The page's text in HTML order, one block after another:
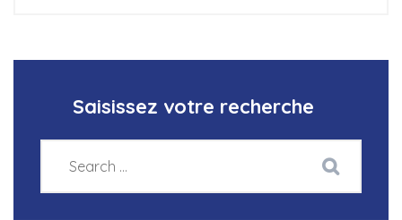
Saisissez votre recherche